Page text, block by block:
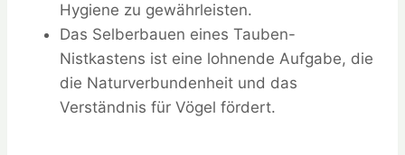
Hygiene zu gewährleisten.
Das Selberbauen eines Tauben-
Nistkastens ist eine lohnende Aufgabe, die
die Naturverbundenheit und das
Verständnis für Vögel fördert.